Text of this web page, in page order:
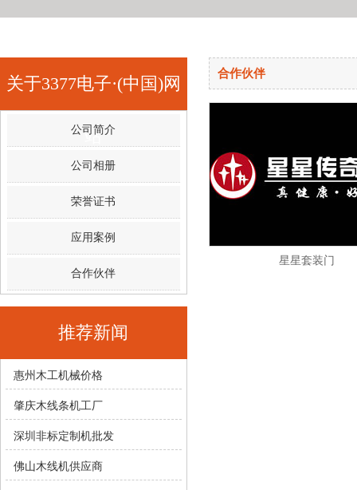
关于3377电子·(中国)网
站
公司简介
公司相册
荣誉证书
应用案例
合作伙伴
推荐新闻
惠州木工机械价格
肇庆木线条机工厂
深圳非标定制机批发
佛山木线机供应商
合作伙伴
星星套装门